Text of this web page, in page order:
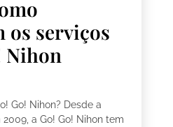
os serviços
Nihon
Go! Nihon? Desde a
a Go! Go! Nihon tem